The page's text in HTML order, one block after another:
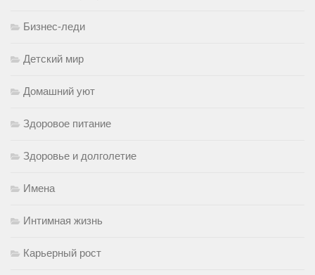
Бизнес-леди
Детский мир
Домашний уют
Здоровое питание
Здоровье и долголетие
Имена
Интимная жизнь
Карьерный рост